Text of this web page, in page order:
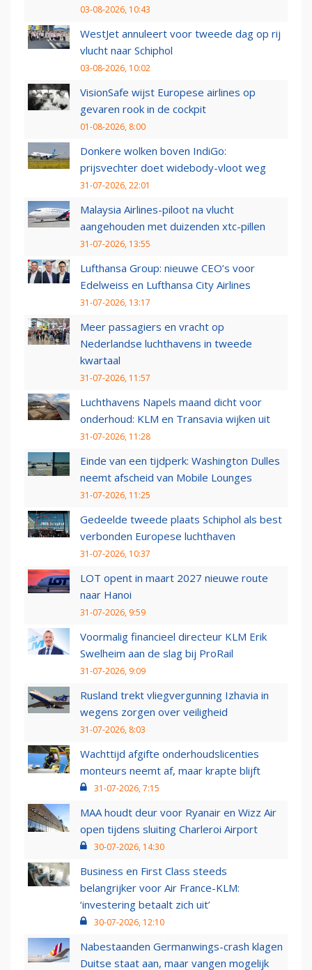
03-08-2026, 10:43
WestJet annuleert voor tweede dag op rij
vlucht naar Schiphol
03-08-2026, 10:02
VisionSafe wijst Europese airlines op
gevaren rook in de cockpit
01-08-2026, 8:00
Donkere wolken boven IndiGo:
prijsvechter doet widebody-vloot weg
31-07-2026, 22:01
Malaysia Airlines-piloot na vlucht
aangehouden met duizenden xtc-pillen
31-07-2026, 13:55
Lufthansa Group: nieuwe CEO’s voor
Edelweiss en Lufthansa City Airlines
31-07-2026, 13:17
Meer passagiers en vracht op
Nederlandse luchthavens in tweede
kwartaal
31-07-2026, 11:57
Luchthavens Napels maand dicht voor
onderhoud: KLM en Transavia wijken uit
31-07-2026, 11:28
Einde van een tijdperk: Washington Dulles
neemt afscheid van Mobile Lounges
31-07-2026, 11:25
Gedeelde tweede plaats Schiphol als best
verbonden Europese luchthaven
31-07-2026, 10:37
LOT opent in maart 2027 nieuwe route
naar Hanoi
31-07-2026, 9:59
Voormalig financieel directeur KLM Erik
Swelheim aan de slag bij ProRail
31-07-2026, 9:09
Rusland trekt vliegvergunning Izhavia in
wegens zorgen over veiligheid
31-07-2026, 8:03
Wachttijd afgifte onderhoudslicenties
monteurs neemt af, maar krapte blijft
31-07-2026, 7:15
MAA houdt deur voor Ryanair en Wizz Air
open tijdens sluiting Charleroi Airport
30-07-2026, 14:30
Business en First Class steeds
belangrijker voor Air France-KLM:
‘investering betaalt zich uit’
30-07-2026, 12:10
Nabestaanden Germanwings-crash klagen
Duitse staat aan, maar vangen mogelijk